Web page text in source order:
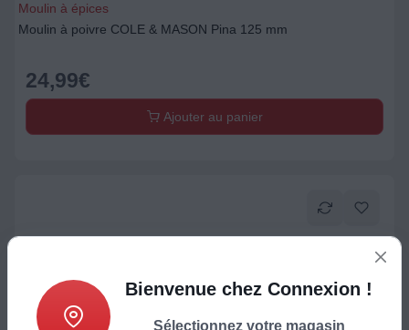
Moulin à épices
Moulin à poivre COLE & MASON Pina 125 mm
24,99€
Ajouter au panier
Bienvenue chez Connexion !
Sélectionnez votre magasin